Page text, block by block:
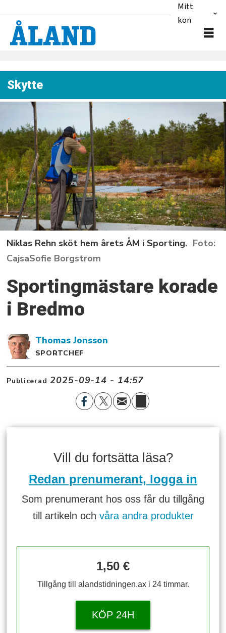
Mitt
konto
Skytte
Niklas Rehn sköt hem årets ÅM i Sporting.
CajsaSofie Borgstrom
Sportingmästare korade
i Bredmo
Thomas Jonsson
SPORTCHEF
Publicerad 2025-09-14 - 14:57
Vill du fortsätta läsa?
Redan prenumerant, logga in
Som prenumerant hos oss får du tillgång
till artikeln och våra andra produkter
1,50 €
Tillgång till alandstidningen.ax i 24 timmar.
KÖP 24H